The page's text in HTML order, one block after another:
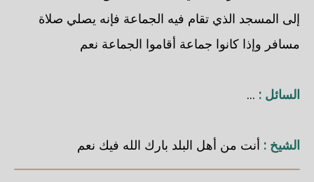
إلى المسجد الذي تقام فيه الجماعة فإنه يصلي صلاة
مسافر وإذا كانوا جماعة أقاموا الجماعة نعم
السائل : ...
الشيخ : أنت من أهل البلد بارك الله فيك نعم